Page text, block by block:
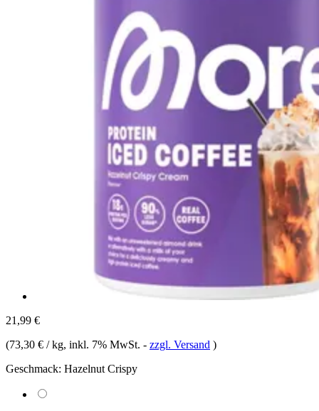
21,99 €
(73,30 € / kg, inkl. 7% MwSt. - zzgl. Versand )
Geschmack: Hazelnut Crispy